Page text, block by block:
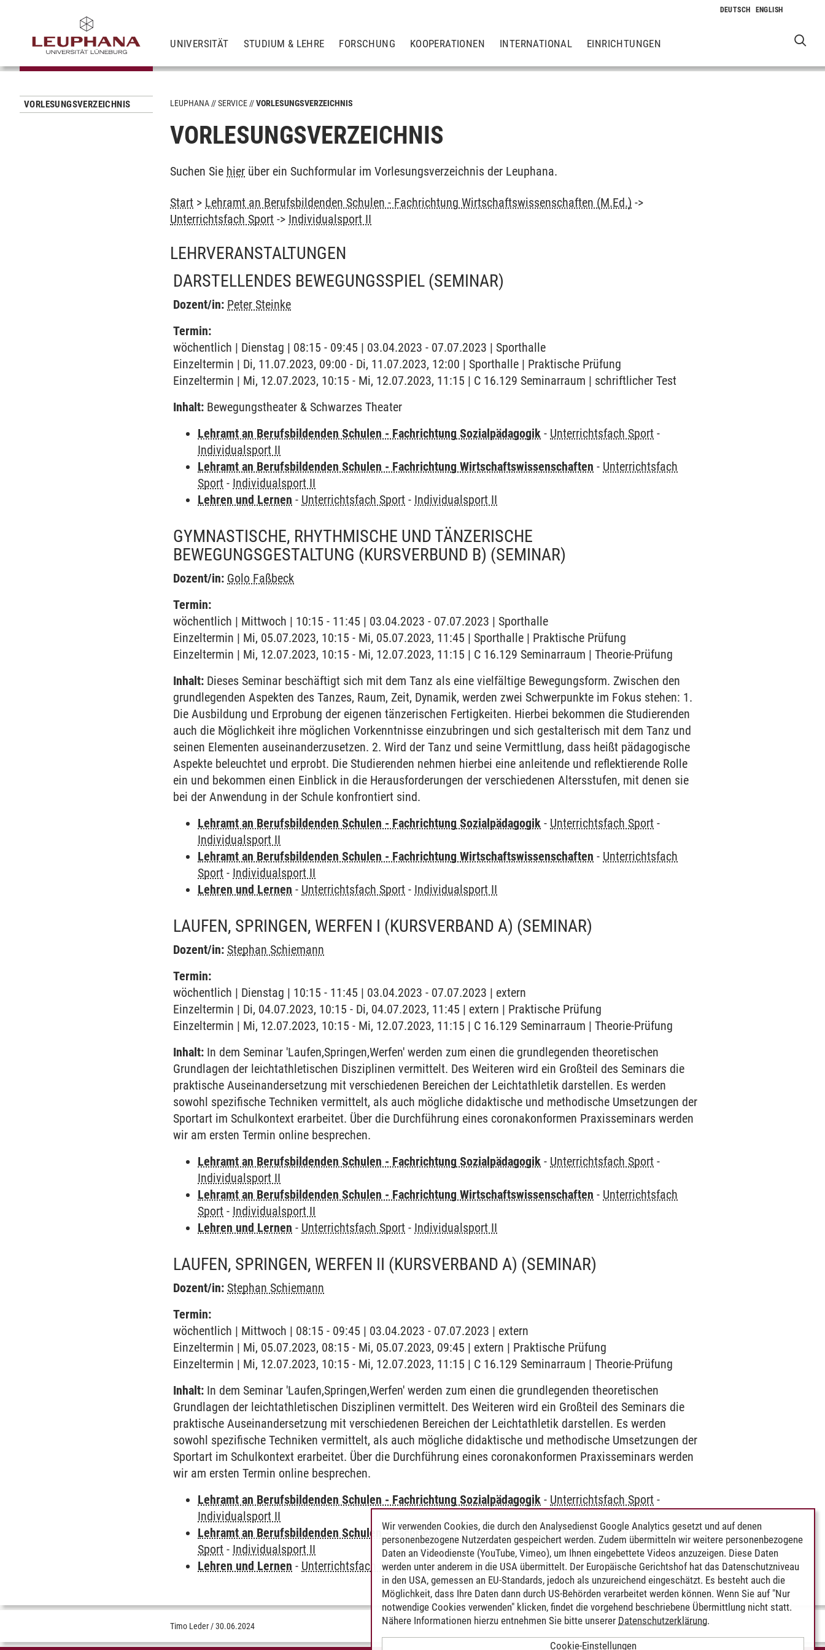
UNIVERSITÄT STUDIUM & LEHRE FORSCHUNG KOOPERATIONEN INTERNATIONAL EINRICHTUNGEN
VORLESUNGSVERZEICHNIS LEUPHANA SERVICE VORLESUNGSVERZEICHNIS
VORLESUNGSVERZEICHNIS
Suchen Sie hier über ein Suchformular im Vorlesungsverzeichnis der Leuphana.
Start > Lehramt an Berufsbildenden Schulen - Fachrichtung Wirtschaftswissenschaften (M.Ed.) ->
Unterrichtsfach Sport -> Individualsport II
LEHRVERANSTALTUNGEN
DARSTELLENDES BEWEGUNGSSPIEL (SEMINAR)
Dozent/in: Peter Steinke
Termin:
wöchentlich | Dienstag | 08:15 - 09:45 | 03.04.2023 - 07.07.2023 | Sporthalle
Einzeltermin | Di, 11.07.2023, 09:00 - Di, 11.07.2023, 12:00 | Sporthalle | Praktische Prüfung
Einzeltermin | Mi, 12.07.2023, 10:15 - Mi, 12.07.2023, 11:15 | C 16.129 Seminarraum | schriftlicher Test
Inhalt: Bewegungstheater & Schwarzes Theater
Lehramt an Berufsbildenden Schulen - Fachrichtung Sozialpädagogik - Unterrichtsfach Sport -
Individualsport II
Lehramt an Berufsbildenden Schulen - Fachrichtung Wirtschaftswissenschaften - Unterrichtsfach
Sport - Individualsport II
Lehren und Lernen - Unterrichtsfach Sport - Individualsport II
GYMNASTISCHE, RHYTHMISCHE UND TÄNZERISCHE
BEWEGUNGSGESTALTUNG (KURSVERBUND B) (SEMINAR)
Dozent/in: Golo Faßbeck
Termin:
wöchentlich | Mittwoch | 10:15 - 11:45 | 03.04.2023 - 07.07.2023 | Sporthalle
Einzeltermin | Mi, 05.07.2023, 10:15 - Mi, 05.07.2023, 11:45 | Sporthalle | Praktische Prüfung
Einzeltermin | Mi, 12.07.2023, 10:15 - Mi, 12.07.2023, 11:15 | C 16.129 Seminarraum | Theorie-Prüfung
Inhalt: Dieses Seminar beschäftigt sich mit dem Tanz als eine vielfältige Bewegungsform. Zwischen den
grundlegenden Aspekten des Tanzes, Raum, Zeit, Dynamik, werden zwei Schwerpunkte im Fokus stehen: 1.
Die Ausbildung und Erprobung der eigenen tänzerischen Fertigkeiten. Hierbei bekommen die Studierenden
auch die Möglichkeit ihre möglichen Vorkenntnisse einzubringen und sich gestalterisch mit dem Tanz und
seinen Elementen auseinanderzusetzen. 2. Wird der Tanz und seine Vermittlung, dass heißt pädagogische
Aspekte beleuchtet und erprobt. Die Studierenden nehmen hierbei eine anleitende und reflektierende Rolle
ein und bekommen einen Einblick in die Herausforderungen der verschiedenen Altersstufen, mit denen sie
bei der Anwendung in der Schule konfrontiert sind.
Lehramt an Berufsbildenden Schulen - Fachrichtung Sozialpädagogik - Unterrichtsfach Sport -
Individualsport II
Lehramt an Berufsbildenden Schulen - Fachrichtung Wirtschaftswissenschaften - Unterrichtsfach
Sport - Individualsport II
Lehren und Lernen - Unterrichtsfach Sport - Individualsport II
LAUFEN, SPRINGEN, WERFEN I (KURSVERBAND A) (SEMINAR)
Dozent/in: Stephan Schiemann
Termin:
wöchentlich | Dienstag | 10:15 - 11:45 | 03.04.2023 - 07.07.2023 | extern
Einzeltermin | Di, 04.07.2023, 10:15 - Di, 04.07.2023, 11:45 | extern | Praktische Prüfung
Einzeltermin | Mi, 12.07.2023, 10:15 - Mi, 12.07.2023, 11:15 | C 16.129 Seminarraum | Theorie-Prüfung
Inhalt: In dem Seminar 'Laufen,Springen,Werfen' werden zum einen die grundlegenden theoretischen
Grundlagen der leichtathletischen Disziplinen vermittelt. Des Weiteren wird ein Großteil des Seminars die
praktische Auseinandersetzung mit verschiedenen Bereichen der Leichtathletik darstellen. Es werden
sowohl spezifische Techniken vermittelt, als auch mögliche didaktische und methodische Umsetzungen der
Sportart im Schulkontext erarbeitet. Über die Durchführung eines coronakonformen Praxisseminars werden
wir am ersten Termin online besprechen.
Lehramt an Berufsbildenden Schulen - Fachrichtung Sozialpädagogik - Unterrichtsfach Sport -
Individualsport II
Lehramt an Berufsbildenden Schulen - Fachrichtung Wirtschaftswissenschaften - Unterrichtsfach
Sport - Individualsport II
Lehren und Lernen - Unterrichtsfach Sport - Individualsport II
LAUFEN, SPRINGEN, WERFEN II (KURSVERBAND A) (SEMINAR)
Dozent/in: Stephan Schiemann
Termin:
wöchentlich | Mittwoch | 08:15 - 09:45 | 03.04.2023 - 07.07.2023 | extern
Einzeltermin | Mi, 05.07.2023, 08:15 - Mi, 05.07.2023, 09:45 | extern | Praktische Prüfung
Einzeltermin | Mi, 12.07.2023, 10:15 - Mi, 12.07.2023, 11:15 | C 16.129 Seminarraum | Theorie-Prüfung
Inhalt: In dem Seminar 'Laufen,Springen,Werfen' werden zum einen die grundlegenden theoretischen
Grundlagen der leichtathletischen Disziplinen vermittelt. Des Weiteren wird ein Großteil des Seminars die
praktische Auseinandersetzung mit verschiedenen Bereichen der Leichtathletik darstellen. Es werden
sowohl spezifische Techniken vermittelt, als auch mögliche didaktische und methodische Umsetzungen der
Sportart im Schulkontext erarbeitet. Über die Durchführung eines coronakonformen Praxisseminars werden
wir am ersten Termin online besprechen.
Lehramt an Berufsbildenden Schulen - Fachrichtung Sozialpädagogik - Unterrichtsfach Sport -
Individualsport II
Lehramt an Berufsbildenden Schulen - Fachrichtung Wirtschaftswissenschaften-Unterrichtsfach
Sport - Individualsport II
Lehren und Lernen - Unterrichtsfach Sport-Individualsport II
Timo Leder /30.06.2024
Wir verwenden Cookies, die durch den Analysedienst Google Analytics gesetzt und auf denen
personenbezogene Nutzerdaten gespeichert werden. Zudem übermitteln wir weitere personenbezogene
Daten an Videodienste (YouTube, Vimeo), um Ihnen eingebettete Videos anzuzeigen. Diese Daten
werden unter anderem in die USA übermittelt. Der Europäische Gerichtshof hat das Datenschutzniveau
in den USA, gemessen an EU-Standards, jedoch als unzureichend eingeschätzt. Es besteht auch die
Möglichkeit, dass Ihre Daten dann durch US-Behörden verarbeitet werden können. Wenn Sie auf "Nur
notwendige Cookies verwenden" klicken, findet die vorgehend beschriebene Übermittlung nicht statt.
Nähere Informationen hierzu entnehmen Sie bitte unserer Datenschutzerklärung.
Cookie-Einstellungen